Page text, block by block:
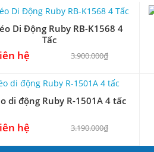
Di Động Ruby RB-K1568 4
Tấc
hệ 3.900.000₫
di động Ruby R-1501A 4 tấc
hệ 3.190.000₫